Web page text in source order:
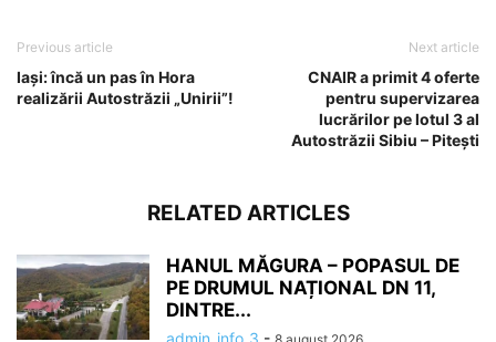
Previous article
Iași: încă un pas în Hora
realizării Autostrăzii „Unirii”!
Next article
CNAIR a primit 4 oferte
pentru supervizarea
lucrărilor pe lotul 3 al
Autostrăzii Sibiu – Pitești
RELATED ARTICLES
HANUL MĂGURA – POPASUL DE
PE DRUMUL NAȚIONAL DN 11,
DINTRE...
admin_info_3 -